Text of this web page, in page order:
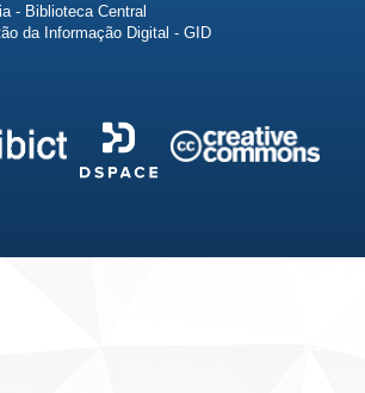
- Biblioteca Central
da Informação Digital - GID